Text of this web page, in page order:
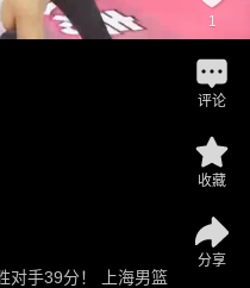
对手39分！ 上海男篮
1
评论
收藏
分享